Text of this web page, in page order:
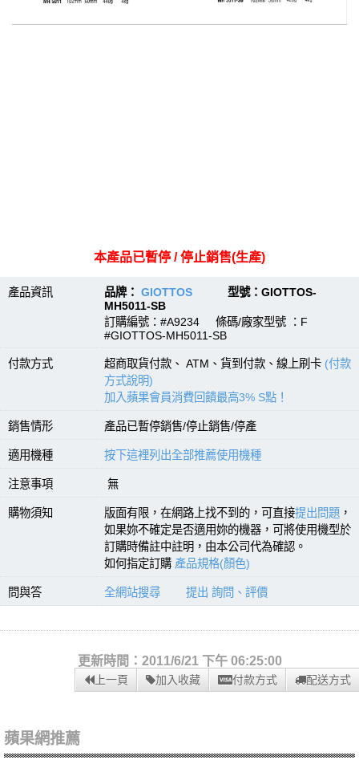
本產品已暫停 / 停止銷售(生產)
產品資訊 品牌： GIOTTOS 型號：GIOTTOS-
MH5011-SB
訂購編號：#A9234 條碼/廠家型號 ：F
#GIOTTOS-MH5011-SB
付款方式 超商取貨付款、 ATM、貨到付款、線上刷卡 (付款
方式說明)
加入蘋果會員消費回饋最高3% S點！
銷售情形 產品已暫停銷售/停止銷售/停產
適用機種 按下這裡列出全部推薦使用機種
注意事項 無
購物須知 版面有限，在網路上找不到的，可直接提出問題 ，
如果妳不確定是否適用妳的機器，可將使用機型於
訂購時備註中註明，由本公司代為確認。
如何指定訂購 產品規格(顏色)
問與答 全網站搜尋 提出 詢問、評價
更新時間：2011/6/21 下午 06:25:00
上一頁 加入收藏 付款方式 配送方式
蘋果網推薦